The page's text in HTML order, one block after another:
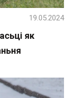
як
19.05.2024